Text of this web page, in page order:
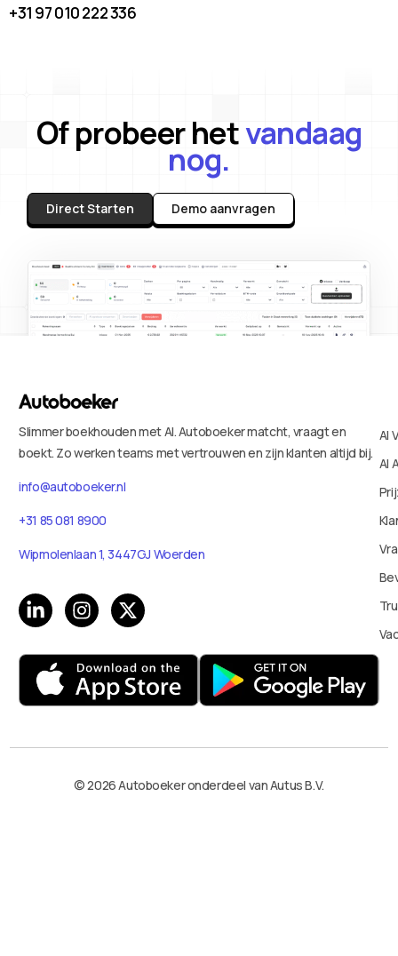
+31 97 010 222 336
Of probeer hetvandaag
nog.
Direct Starten Demo aanvragen
Slimmer boekhouden met AI. Autoboeker matcht, vraagt en
boekt. Zo werken teams met vertrouwen en zijn klanten altijd bij.
info@autoboeker.nl
+31 85 081 8900
Wipmolenlaan 1, 3447GJ Woerden
AI
AI
© 2026 Autoboeker onderdeel van Autus B.V.